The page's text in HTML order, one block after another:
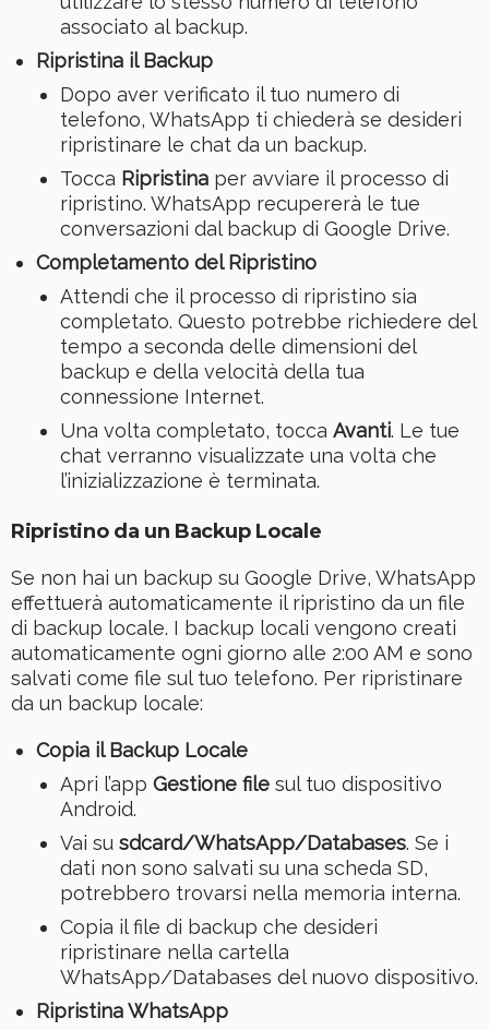
associato al backup.
Ripristina il Backup
Dopo aver verificato il tuo numero di
telefono, WhatsApp ti chiederà se desideri
ripristinare le chat da un backup.
Tocca Ripristina per avviare il processo di
ripristino. WhatsApp recupererà le tue
conversazioni dal backup di Google Drive.
Completamento del Ripristino
Attendi che il processo di ripristino sia
completato. Questo potrebbe richiedere del
tempo a seconda delle dimensioni del
backup e della velocità della tua
connessione Internet.
Una volta completato, tocca Avanti. Le tue
chat verranno visualizzate una volta che
l’inizializzazione è terminata.
Ripristino da un Backup Locale
Se non hai un backup su Google Drive, WhatsApp
effettuerà automaticamente il ripristino da un file
di backup locale. I backup locali vengono creati
automaticamente ogni giorno alle 2:00 AM e sono
salvati come file sul tuo telefono. Per ripristinare
da un backup locale:
Copia il Backup Locale
Apri l’app Gestione file sul tuo dispositivo
Android.
Vai su sdcard/WhatsApp/Databases. Se i
dati non sono salvati su una scheda SD,
potrebbero trovarsi nella memoria interna.
Copia il file di backup che desideri
ripristinare nella cartella
WhatsApp/Databases del nuovo dispositivo.
Ripristina WhatsApp